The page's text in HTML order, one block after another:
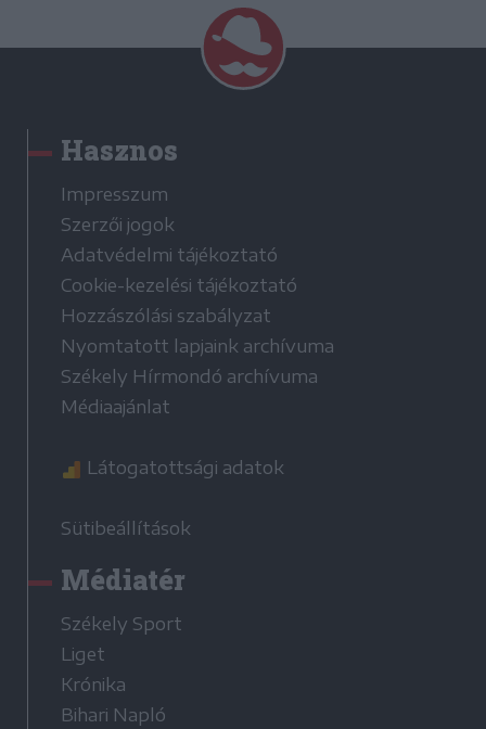
Hasznos
Impresszum
Szerzői jogok
Adatvédelmi tájékoztató
Cookie-kezelési tájékoztató
Hozzászólási szabályzat
Nyomtatott lapjaink archívuma
Székely Hírmondó archívuma
Médiaajánlat
Látogatottsági adatok
Sütibeállítások
Médiatér
Székely Sport
Liget
Krónika
Bihari Napló